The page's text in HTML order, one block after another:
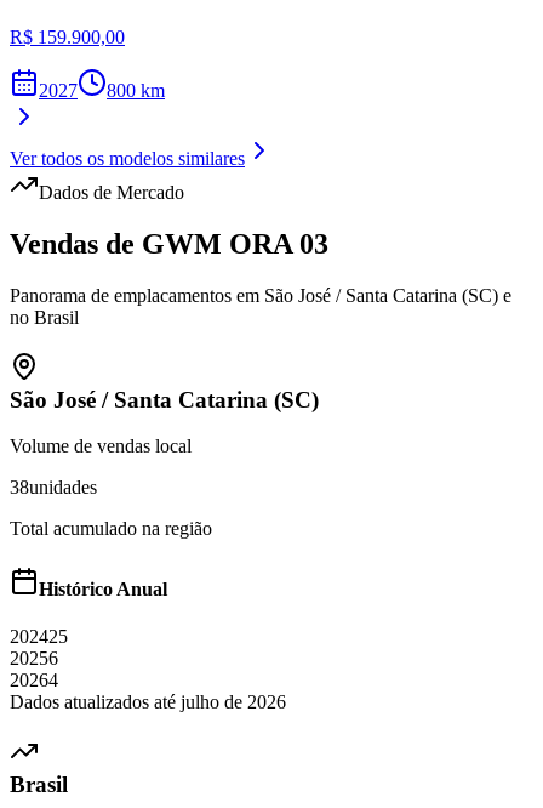
R$ 159.900,00
2027 800 km
Ver todos os modelos similares
Dados de Mercado
Vendas de GWM ORA 03
Panorama de emplacamentos em São José / Santa Catarina (SC) e
no Brasil
São José / Santa Catarina (SC)
Volume de vendas local
38unidades
Total acumulado na região
Histórico Anual
202425
20256
20264
Dados atualizados até julho de 2026
Brasil